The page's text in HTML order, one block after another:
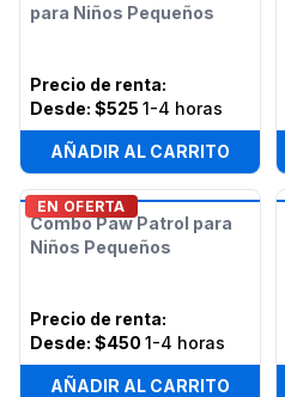
para Niños Pequeños
Precio de renta:
Desde: $525 1-4 horas
AÑADIR AL CARRITO
EN OFERTA
Combo Paw Patrol para
Niños Pequeños
Precio de renta:
Desde: $450 1-4 horas
AÑADIR AL CARRITO